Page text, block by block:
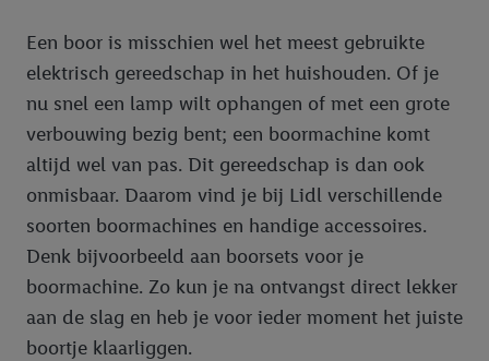
Een boor is misschien wel het meest gebruikte
elektrisch gereedschap in het huishouden. Of je
nu snel een lamp wilt ophangen of met een grote
verbouwing bezig bent; een boormachine komt
altijd wel van pas. Dit gereedschap is dan ook
onmisbaar. Daarom vind je bij Lidl verschillende
soorten boormachines en handige accessoires.
Denk bijvoorbeeld aan boorsets voor je
boormachine. Zo kun je na ontvangst direct lekker
aan de slag en heb je voor ieder moment het juiste
boortje klaarliggen.